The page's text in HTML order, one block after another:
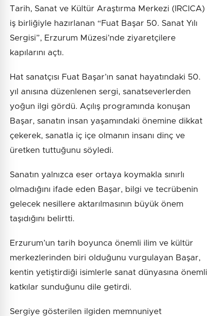
Tarih, Sanat ve Kültür Araştırma Merkezi (IRCICA)
iş birliğiyle hazırlanan “Fuat Başar 50. Sanat Yılı
Sergisi”, Erzurum Müzesi’nde ziyaretçilere
kapılarını açtı.
Hat sanatçısı Fuat Başar’ın sanat hayatındaki 50.
yıl anısına düzenlenen sergi, sanatseverlerden
yoğun ilgi gördü. Açılış programında konuşan
Başar, sanatın insan yaşamındaki önemine dikkat
çekerek, sanatla iç içe olmanın insanı dinç ve
üretken tuttuğunu söyledi.
Sanatın yalnızca eser ortaya koymakla sınırlı
olmadığını ifade eden Başar, bilgi ve tecrübenin
gelecek nesillere aktarılmasının büyük önem
taşıdığını belirtti.
Erzurum’un tarih boyunca önemli ilim ve kültür
merkezlerinden biri olduğunu vurgulayan Başar,
kentin yetiştirdiği isimlerle sanat dünyasına önemli
katkılar sunduğunu dile getirdi.
Sergiye gösterilen ilgiden memnuniyet